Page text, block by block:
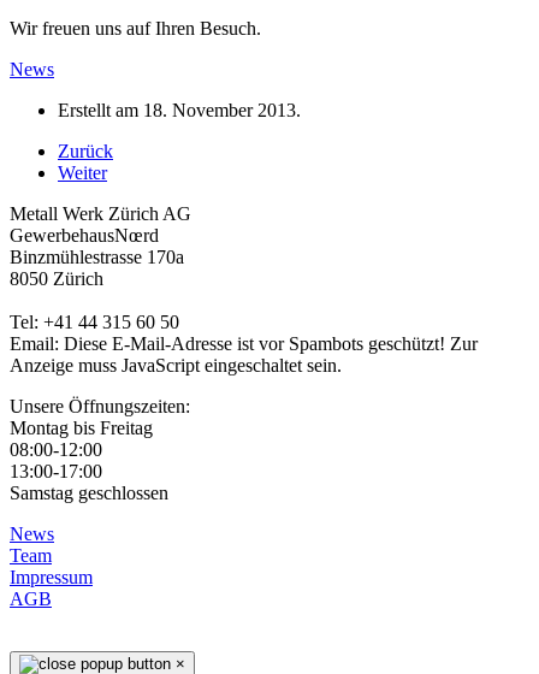
Wir freuen uns auf Ihren Besuch.
News
Erstellt am 18. November 2013.
Zurück
Weiter
Metall Werk Zürich AG
GewerbehausNœrd
Binzmühlestrasse 170a
8050 Zürich
Tel: +41 44 315 60 50
Email: Diese E-Mail-Adresse ist vor Spambots geschützt! Zur
Anzeige muss JavaScript eingeschaltet sein.
Unsere Öffnungszeiten:
Montag bis Freitag
08:00-12:00
13:00-17:00
Samstag geschlossen
News
Team
Impressum
AGB
×